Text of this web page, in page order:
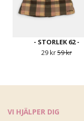
- STORLEK 62 -
29 kr59 kr
VI HJÄLPER DIG